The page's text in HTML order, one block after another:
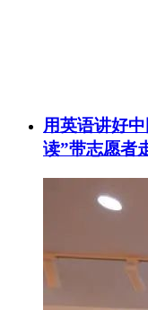
用英语讲好
读”带志愿者